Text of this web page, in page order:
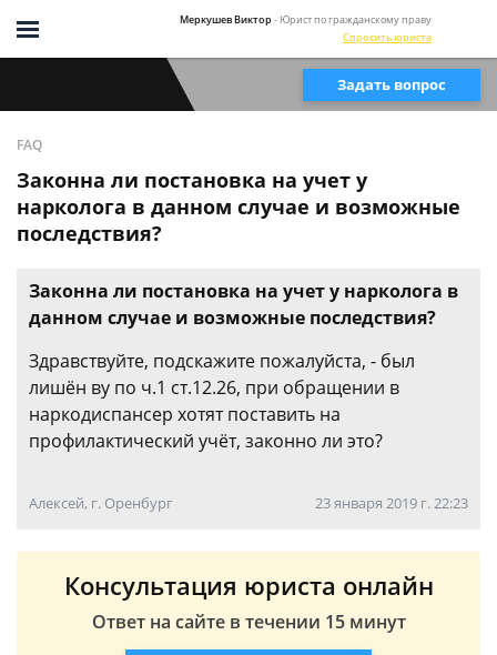
Меркушев Виктор- Юрист по гражданскому праву
Спросить юриста
Задать вопрос
FAQ
Законна ли постановка на учет у
нарколога в данном случае и возможные
последствия?
Законна ли постановка на учет у нарколога в
данном случае и возможные последствия?
Здравствуйте, подскажите пожалуйста, - был
лишён ву по ч.1 ст.12.26, при обращении в
наркодиспансер хотят поставить на
профилактический учёт, законно ли это?
Алексей, г. Оренбург 23 января 2019 г. 22:23
Консультация юриста онлайн
Ответ на сайте в течении 15 минут